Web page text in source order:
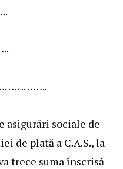
……………..
asigurări sociale de
de plată a C.A.S., la
trece suma înscrisă